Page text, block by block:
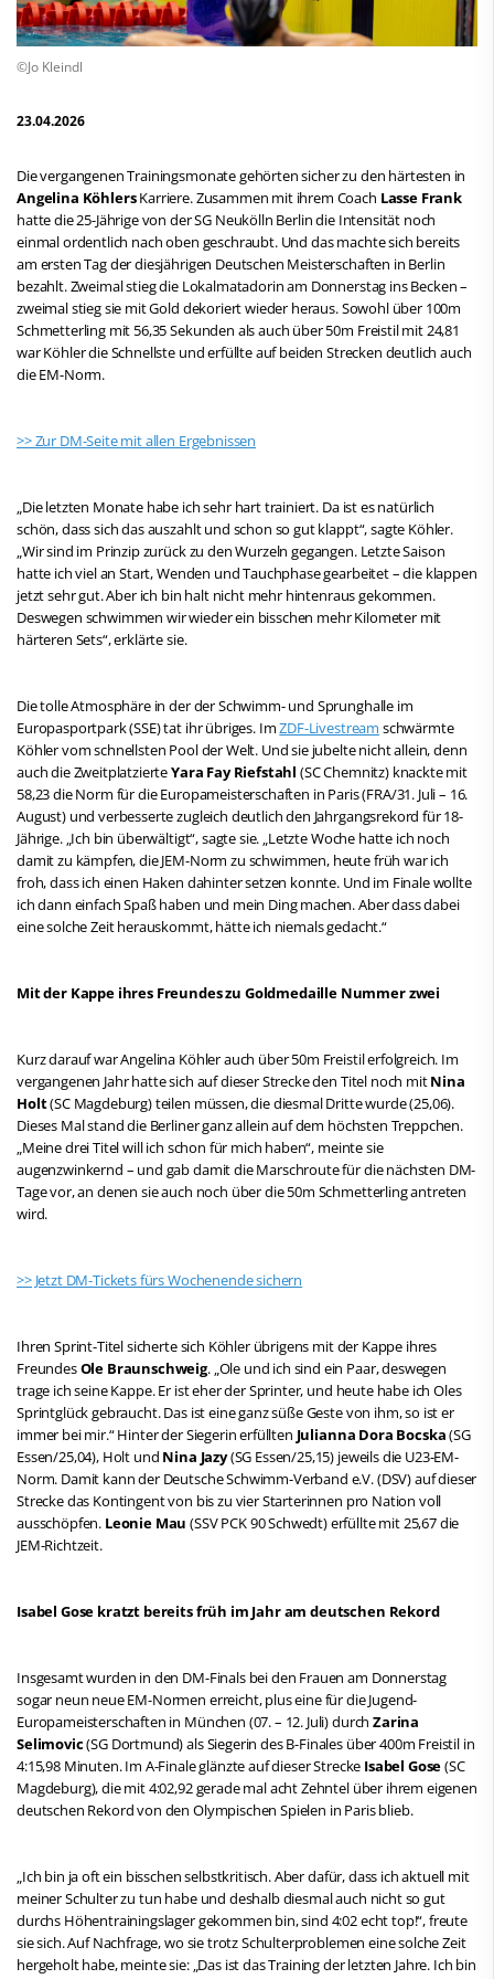
©Jo Kleindl
23.04.2026
Die vergangenen Trainingsmonate gehörten sicher zu den härtesten in
Angelina KöhlersKarriere. Zusammen mit ihrem Coach Lasse Frank
hatte die 25-Jährige von der SG Neukölln Berlin die Intensität noch
einmal ordentlich nach oben geschraubt. Und das machte sich bereits
am ersten Tag der diesjährigen Deutschen Meisterschaften in Berlin
bezahlt. Zweimal stieg die Lokalmatadorin am Donnerstag ins Becken –
zweimal stieg sie mit Gold dekoriert wieder heraus. Sowohl über 100m
Schmetterling mit 56,35 Sekunden als auch über 50m Freistil mit 24,81
war Köhler die Schnellste und erfüllte auf beiden Strecken deutlich auch
die EM-Norm.
>> Zur DM-Seite mit allen Ergebnissen
„Die letzten Monate habe ich sehr hart trainiert. Da ist es natürlich
schön, dass sich das auszahlt und schon so gut klappt“, sagte Köhler.
„Wir sind im Prinzip zurück zu den Wurzeln gegangen. Letzte Saison
hatte ich viel an Start, Wenden und Tauchphase gearbeitet – die klappen
jetzt sehr gut. Aber ich bin halt nicht mehr hintenraus gekommen.
Deswegen schwimmen wir wieder ein bisschen mehr Kilometer mit
härteren Sets“, erklärte sie.
Die tolle Atmosphäre in der der Schwimm- und Sprunghalle im
Europasportpark (SSE) tat ihr übriges. ImZDF-Livestream schwärmte
Köhler vom schnellsten Pool der Welt. Und sie jubelte nicht allein, denn
auch die ZweitplatzierteYara Fay Riefstahl (SC Chemnitz) knackte mit
58,23 die Norm für die Europameisterschaften in Paris (FRA/31. Juli – 16.
August) und verbesserte zugleich deutlich den Jahrgangsrekord für 18-
Jährige. „Ich bin überwältigt“, sagte sie. „Letzte Woche hatte ich noch
damit zu kämpfen, die JEM-Norm zu schwimmen, heute früh war ich
froh, dass ich einen Haken dahinter setzen konnte. Und im Finale wollte
ich dann einfach Spaß haben und mein Ding machen. Aber dass dabei
eine solche Zeit herauskommt, hätte ich niemals gedacht.“
Mit der Kappe ihres Freundes zu Goldmedaille Nummer zwei
Kurz darauf war Angelina Köhler auch über 50m Freistil erfolgreich. Im
vergangenen Jahr hatte sich auf dieser Strecke den Titel noch mitNina
Holt(SC Magdeburg) teilen müssen, die diesmal Dritte wurde (25,06).
Dieses Mal stand die Berliner ganz allein auf dem höchsten Treppchen.
„Meine drei Titel will ich schon für mich haben“, meinte sie
augenzwinkernd – und gab damit die Marschroute für die nächsten DM-
Tage vor, an denen sie auch noch über die 50m Schmetterling antreten
wird.
>> Jetzt DM-Tickets fürs Wochenende sichern
Ihren Sprint-Titel sicherte sich Köhler übrigens mit der Kappe ihres
FreundesOle Braunschweig. „Ole und ich sind ein Paar, deswegen
trage ich seine Kappe. Er ist eher der Sprinter, und heute habe ich Oles
Sprintglück gebraucht. Das ist eine ganz süße Geste von ihm, so ist er
immer bei mir.“ Hinter der Siegerin erfüllten Julianna Dora Bocska(SG
Essen/25,04), Holt und Nina Jazy(SG Essen/25,15) jeweils die U23-EM-
Norm. Damit kann der Deutsche Schwimm-Verband e.V. (DSV) auf dieser
Strecke das Kontingent von bis zu vier Starterinnen pro Nation voll
ausschöpfen. Leonie Mau (SSV PCK 90 Schwedt) erfüllte mit 25,67 die
JEM-Richtzeit.
Isabel Gose kratzt bereits früh im Jahr am deutschen Rekord
Insgesamt wurden in den DM-Finals bei den Frauen am Donnerstag
sogar neun neue EM-Normen erreicht, plus eine für die Jugend-
Europameisterschaften in München (07. – 12. Juli) durchZarina
Selimovic(SG Dortmund) als Siegerin des B-Finales über 400m Freistil in
4:15,98 Minuten. Im A-Finale glänzte auf dieser Strecke Isabel Gose(SC
Magdeburg), die mit 4:02,92 gerade mal acht Zehntel über ihrem eigenen
deutschen Rekord von den Olympischen Spielen in Paris blieb.
„Ich bin ja oft ein bisschen selbstkritisch. Aber dafür, dass ich aktuell mit
meiner Schulter zu tun habe und deshalb diesmal auch nicht so gut
durchs Höhentrainingslager gekommen bin, sind 4:02 echt top!“, freute
sie sich. Auf Nachfrage, wo sie trotz Schulterproblemen eine solche Zeit
hergeholt habe, meinte sie: „Das ist das Training der letzten Jahre. Ich bin